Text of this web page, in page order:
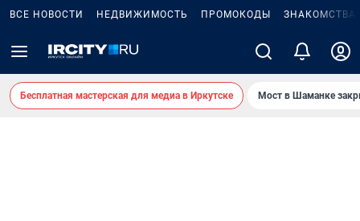
ВСЕ НОВОСТИ НЕДВИЖИМОСТЬ ПРОМОКОДЫ ЗНАКОМСТВА
Бесплатная мастерская для медиа в Иркутске Мост в Шаманке